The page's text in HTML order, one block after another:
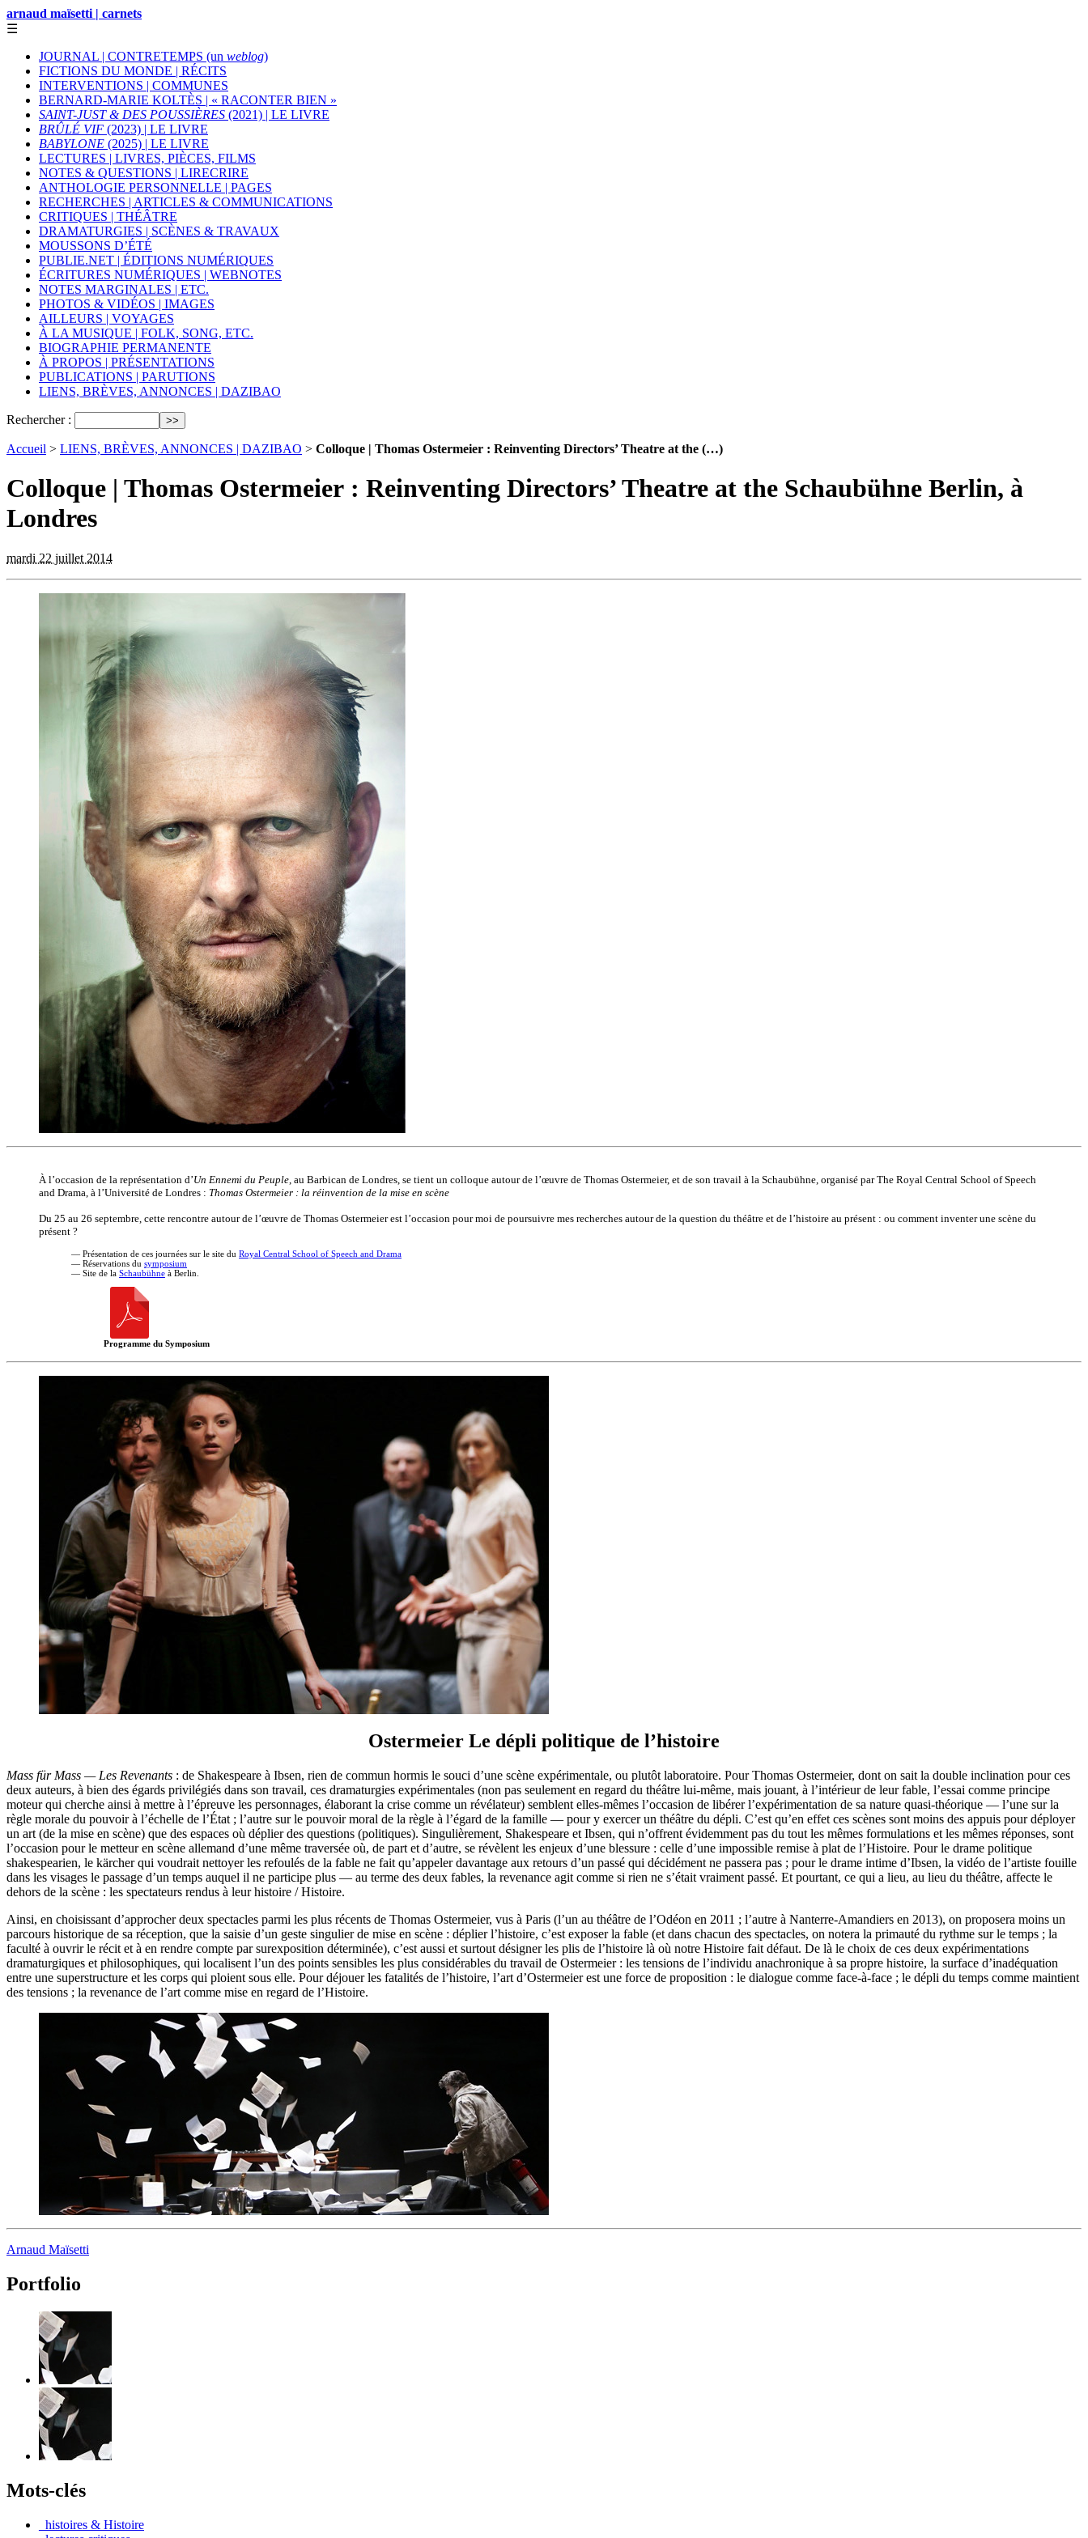
arnaud maïsetti | carnets
☰
JOURNAL | CONTRETEMPS (un weblog)
FICTIONS DU MONDE | RÉCITS
INTERVENTIONS | COMMUNES
BERNARD-MARIE KOLTÈS | « RACONTER BIEN »
SAINT-JUST & DES POUSSIÈRES (2021) | LE LIVRE
BRÛLÉ VIF (2023) | LE LIVRE
BABYLONE (2025) | LE LIVRE
LECTURES | LIVRES, PIÈCES, FILMS
NOTES & QUESTIONS | LIRECRIRE
ANTHOLOGIE PERSONNELLE | PAGES
RECHERCHES | ARTICLES & COMMUNICATIONS
CRITIQUES | THÉÂTRE
DRAMATURGIES | SCÈNES & TRAVAUX
MOUSSONS D’ÉTÉ
PUBLIE.NET | ÉDITIONS NUMÉRIQUES
ÉCRITURES NUMÉRIQUES | WEBNOTES
NOTES MARGINALES | ETC.
PHOTOS & VIDÉOS | IMAGES
AILLEURS | VOYAGES
À LA MUSIQUE | FOLK, SONG, ETC.
BIOGRAPHIE PERMANENTE
À PROPOS | PRÉSENTATIONS
PUBLICATIONS | PARUTIONS
LIENS, BRÈVES, ANNONCES | DAZIBAO
Rechercher :
Accueil > LIENS, BRÈVES, ANNONCES | DAZIBAO > Colloque | Thomas Ostermeier : Reinventing Directors’ Theatre at the (…)
Colloque | Thomas Ostermeier : Reinventing Directors’ Theatre at the Schaubühne Berlin, à
Londres
mardi 22 juillet 2014
À l’occasion de la représentation d’Un Ennemi du Peuple , au Barbican de Londres, se tient un colloque autour de l’œuvre de Thomas Ostermeier, et de son travail à la Schaubühne, organisé par The Royal Central School of Speech
and Drama, à l’Université de Londres : Thomas Ostermeier : la réinvention de la mise en scène
Du 25 au 26 septembre, cette rencontre autour de l’œuvre de Thomas Ostermeier est l’occasion pour moi de poursuivre mes recherches autour de la question du théâtre et de l’histoire au présent : ou comment inventer une scène du
présent ?
— Présentation de ces journées sur le site du Royal Central School of Speech and Drama
— Réservations du symposium
— Site de la Schaubühne à Berlin.
Programme du Symposium
Ostermeier Le dépli politique de l’histoire
Mass für Mass — Les Revenants : de Shakespeare à Ibsen, rien de commun hormis le souci d’une scène expérimentale, ou plutôt laboratoire. Pour Thomas Ostermeier, dont on sait la double inclination pour ces
deux auteurs, à bien des égards privilégiés dans son travail, ces dramaturgies expérimentales (non pas seulement en regard du théâtre lui-même, mais jouant, à l’intérieur de leur fable, l’essai comme principe
moteur qui cherche ainsi à mettre à l’épreuve les personnages, élaborant la crise comme un révélateur) semblent elles-mêmes l’occasion de libérer l’expérimentation de sa nature quasi-théorique — l’une sur la
règle morale du pouvoir à l’échelle de l’État ; l’autre sur le pouvoir moral de la règle à l’égard de la famille — pour y exercer un théâtre du dépli. C’est qu’en effet ces scènes sont moins des appuis pour déployer
un art (de la mise en scène) que des espaces où déplier des questions (politiques). Singulièrement, Shakespeare et Ibsen, qui n’offrent évidemment pas du tout les mêmes formulations et les mêmes réponses, sont
l’occasion pour le metteur en scène allemand d’une même traversée où, de part et d’autre, se révèlent les enjeux d’une blessure : celle d’une impossible remise à plat de l’Histoire. Pour le drame politique
shakespearien, le kärcher qui voudrait nettoyer les refoulés de la fable ne fait qu’appeler davantage aux retours d’un passé qui décidément ne passera pas ; pour le drame intime d’Ibsen, la vidéo de l’artiste fouille
dans les visages le passage d’un temps auquel il ne participe plus — au terme des deux fables, la revenance agit comme si rien ne s’était vraiment passé. Et pourtant, ce qui a lieu, au lieu du théâtre, affecte le
dehors de la scène : les spectateurs rendus à leur histoire / Histoire.
Ainsi, en choisissant d’approcher deux spectacles parmi les plus récents de Thomas Ostermeier, vus à Paris (l’un au théâtre de l’Odéon en 2011 ; l’autre à Nanterre-Amandiers en 2013), on proposera moins un
parcours historique de sa réception, que la saisie d’un geste singulier de mise en scène : déplier l’histoire, c’est exposer la fable (et dans chacun des spectacles, on notera la primauté du rythme sur le temps ; la
faculté à ouvrir le récit et à en rendre compte par surexposition déterminée), c’est aussi et surtout désigner les plis de l’histoire là où notre Histoire fait défaut. De là le choix de ces deux expérimentations
dramaturgiques et philosophiques, qui localisent l’un des points sensibles les plus considérables du travail de Ostermeier : les tensions de l’individu anachronique à sa propre histoire, la surface d’inadéquation
entre une superstructure et les corps qui ploient sous elle. Pour déjouer les fatalités de l’histoire, l’art d’Ostermeier est une force de proposition : le dialogue comme face-à-face ; le dépli du temps comme maintient
des tensions ; la revenance de l’art comme mise en regard de l’Histoire.
Arnaud Maïsetti
Portfolio
Mots-clés
_histoires & Histoire